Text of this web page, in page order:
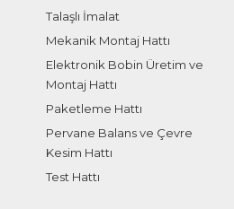
Talaşlı İmalat
Mekanik Montaj Hattı
Elektronik Bobin Üretim ve
Montaj Hattı
Paketleme Hattı
Pervane Balans ve Çevre
Kesim Hattı
Test Hattı